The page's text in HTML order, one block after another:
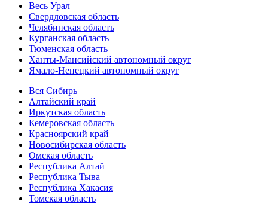
Весь Урал
Свердловская область
Челябинская область
Курганская область
Тюменская область
Ханты-Мансийский автономный округ
Ямало-Ненецкий автономный округ
Вся Сибирь
Алтайский край
Иркутская область
Кемеровская область
Красноярский край
Новосибирская область
Омская область
Республика Алтай
Республика Тыва
Республика Хакасия
Томская область